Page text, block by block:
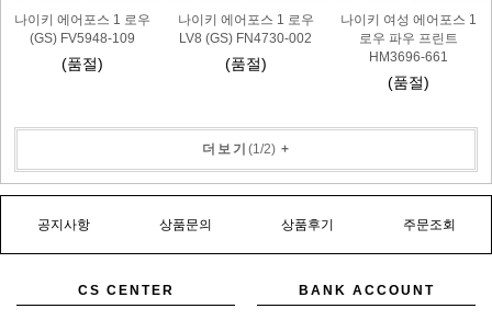
나이키 에어포스 1 로우
(GS) FV5948-109
(품절)
나이키 에어포스 1 로우
LV8 (GS) FN4730-002
(품절)
나이키 여성 에어포스 1
로우 파우 프린트
HM3696-661
(품절)
더보기 (1 /2)+
공지사항 상품문의 상품후기 주문조회
CS CENTER BANK ACCOUNT